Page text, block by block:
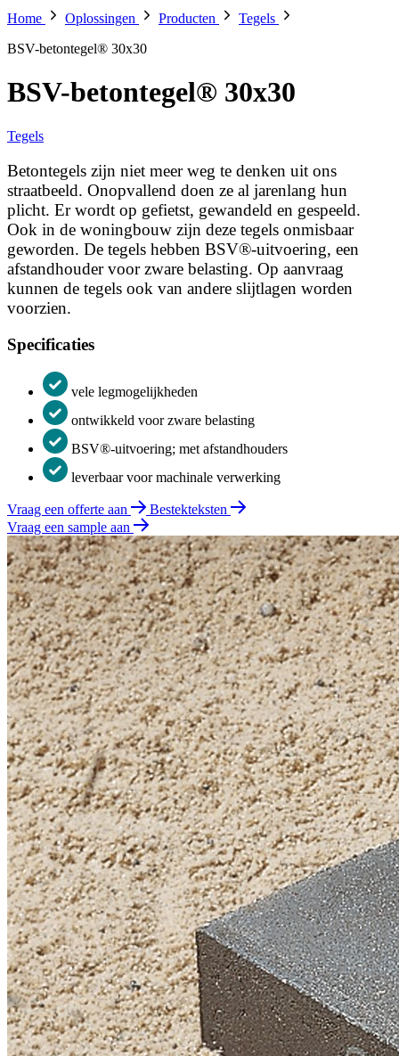
Home Oplossingen Producten
Tegels
BSV-betontegel® 30x30
BSV-betontegel® 30x30
Tegels
Betontegels zijn niet meer weg te denken uit ons
straatbeeld. Onopvallend doen ze al jarenlang hun
plicht. Er wordt op gefietst, gewandeld en gespeeld.
Ook in de woningbouw zijn deze tegels onmisbaar
geworden. De tegels hebben BSV®-uitvoering, een
afstandhouder voor zware belasting. Op aanvraag
kunnen de tegels ook van andere slijtlagen worden
voorzien.
Specificaties
vele legmogelijkheden
ontwikkeld voor zware belasting
BSV®-uitvoering; met afstandhouders
leverbaar voor machinale verwerking
Vraag een offerte aan
Bestekteksten
Vraag een sample aan